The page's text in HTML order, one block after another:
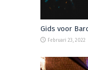
Gids voor
Februari 23, 2022